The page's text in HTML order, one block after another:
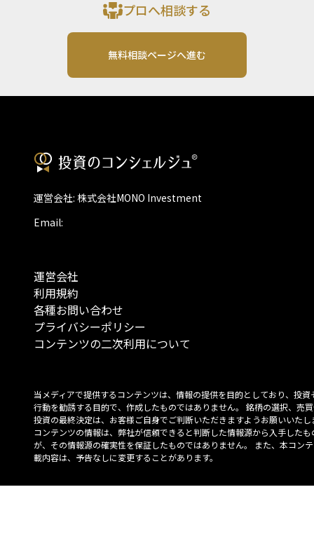
プロへ相談する
無料相談ページへ進む
運営会社: 株式会社MONO Investment
Email:
運営会社
利用規約
各種お問い合わせ
プライバシーポリシー
コンテンツの二次利用について
当メディアで提供するコンテンツは、情報の提供を目的としており、投資
行動を勧誘する目的で、作成したものではありません。 銘柄の選択、売
投資の最終決定は、お客様ご自身でご判断いただきますようお願いいたし
コンテンツの情報は、弊社が信頼できると判断した情報源から入手したも
が、その情報源の確実性を保証したものではありません。 また、本コン
載内容は、予告なしに変更することがあります。